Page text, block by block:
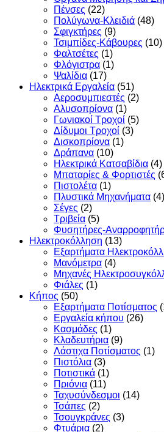
Πένσες (22)
Πολύγωνα-Κλειδιά (48)
Σφιγκτήρες (9)
Τσιμπίδες-Κάβουρες (10)
Φαλτσέτες (1)
Φλόγιστρα (1)
Ψαλίδια (17)
Ηλεκτρικά Εργαλεία (51)
Αεροσυμπιεστές (2)
Αλυσοπρίονα (1)
Γωνιακοί Τροχοί (5)
Δίδυμοι Τροχοί (3)
Δισκοπρίονα (1)
Δράπανα (10)
Ηλεκτρικά Κατσαβίδια (4)
Μπαταρίες & Φορτιστές
Πιστολέτα (1)
Πλυστικά Μηχανήματα (4)
Σέγες (2)
Τριβεία (5)
Φυσητήρες-
Ηλεκτροκόλληση (13)
Εξαρτήματα
Μανόμετρα (4)
Μηχανές
Φιάλες (1)
Κήπος (50)
Εξαρτήματα Ποτίσματος
Εργαλεία κήπου (26)
Κασμάδες (1)
Κλαδευτήρια (9)
Λάστιχα Ποτίσματος (1)
Πιστόλια (3)
Ποτιστικά (1)
Πριόνια (11)
Ταχυσύνδεσμοι (14)
Τσάπες (2)
Τσουγκράνες (3)
Φτυάρια (2)